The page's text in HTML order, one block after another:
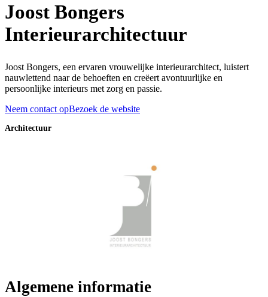
Joost Bongers
Interieurarchitectuur
Joost Bongers, een ervaren vrouwelijke interieurarchitect, luistert
nauwlettend naar de behoeften en creëert avontuurlijke en
persoonlijke interieurs met zorg en passie.
Neem contact opBezoek de website
Architectuur
Algemene informatie